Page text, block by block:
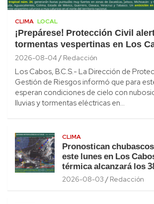
CLIMA LOCAL
¡Prepárese! Protección Civil
tormentas vespertinas en Los
2026-08-04 Redacción
Los Cabos, B.C.S.- La Dirección de
Gestión de Riesgos informó que para
esperan condiciones de cielo con
lluvias y tormentas eléctricas en…
CLIMA
Pronostican
este lunes en Los
térmica alcanzará los
2026-08-03 Redacción